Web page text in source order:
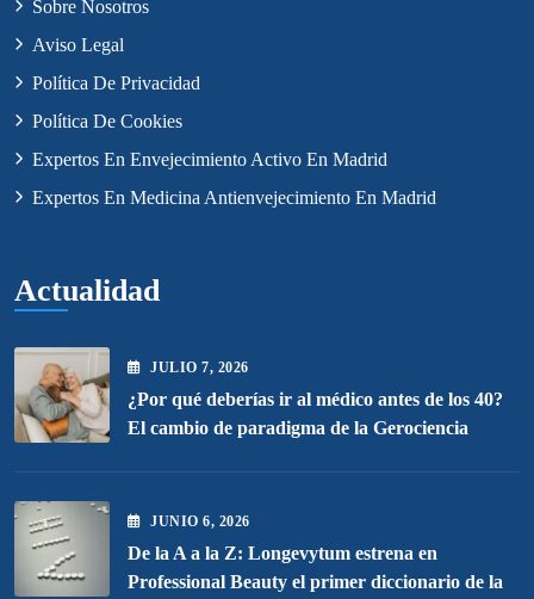
Sobre Nosotros
Aviso Legal
Política De Privacidad
Política De Cookies
Expertos En Envejecimiento Activo En Madrid
Expertos En Medicina Antienvejecimiento En Madrid
Actualidad
JULIO7, 2026
¿Por qué deberías ir al médico antes de los 40?
El cambio de paradigma de la Gerociencia
JUNIO6, 2026
De la A a la Z: Longevytum estrena en
Professional Beauty el primer diccionario de la